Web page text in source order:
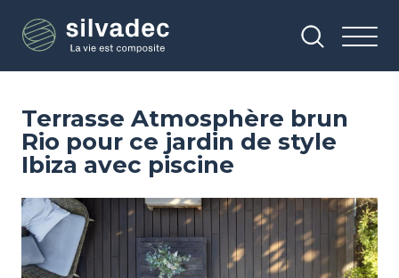
contenu
Terrasse Atmosphère brun
Rio pour ce jardin de style
Ibiza avec piscine
Image